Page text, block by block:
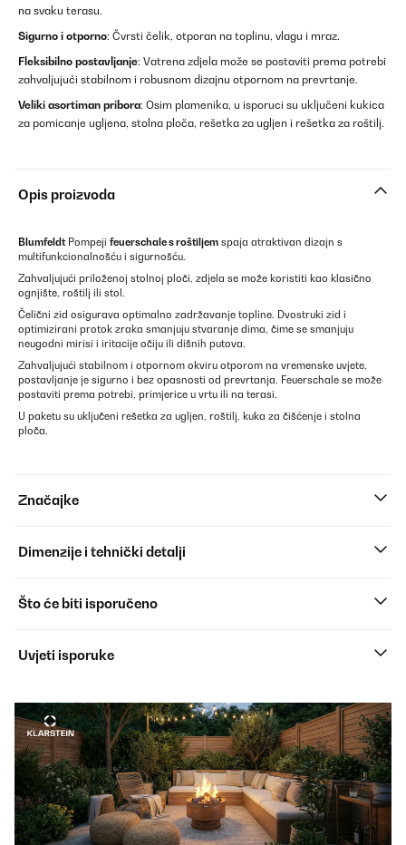
na svaku terasu.
Sigurno i otporno: Čvrsti čelik, otporan na toplinu, vlagu i mraz.
Fleksibilno postavljanje: Vatrena zdjela može se postaviti prema potrebi
zahvaljujući stabilnom i robusnom dizajnu otpornom na prevrtanje.
Veliki asortiman pribora: Osim plamenika, u isporuci su uključeni kukica
za pomicanje ugljena, stolna ploča, rešetka za ugljen i rešetka za roštilj.
Opis proizvoda
BlumfeldtPompeji feuerschale s roštiljem spaja atraktivan dizajn s
multifunkcionalnošću i sigurnošću.
Zahvaljujući priloženoj stolnoj ploči, zdjela se može koristiti kao klasično
ognjište, roštilj ili stol.
Čelični zid osigurava optimalno zadržavanje topline. Dvostruki zid i
optimizirani protok zraka smanjuju stvaranje dima, čime se smanjuju
neugodni mirisi i iritacije očiju ili dišnih putova.
Zahvaljujući stabilnom i otpornom okviru otporom na vremenske uvjete,
postavljanje je sigurno i bez opasnosti od prevrtanja. Feuerschale se može
postaviti prema potrebi, primjerice u vrtu ili na terasi.
U paketu su uključeni rešetka za ugljen, roštilj, kuka za čišćenje i stolna
ploča.
Značajke
Dimenzije i tehnički detalji
Što će biti isporučeno
Uvjeti isporuke